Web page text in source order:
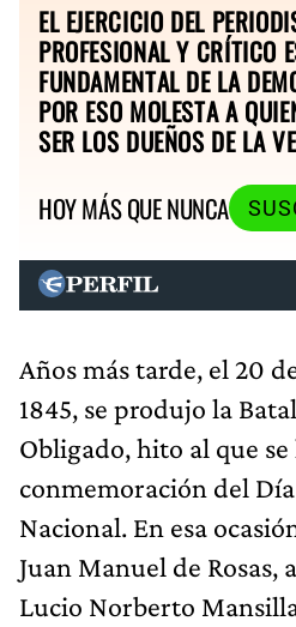
EL EJERCICIO DEL
PROFESIONAL Y CRÍTICO
FUNDAMENTAL DE LA
POR ESO MOLESTA A
SER LOS DUEÑOS DE LA
HOY MÁS QUE NUNCA
Años más tarde, el 20
1845, se produjo la
Obligado, hito al que se
conmemoración del
Nacional. En esa
Juan Manuel de Rosas,
Lucio Norberto